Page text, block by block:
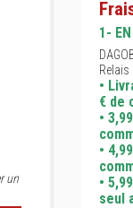
un
1-
Relais
•
€ de
•
•
•
seul